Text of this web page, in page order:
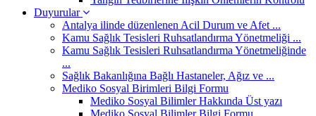
Duyurular
Antalya ilinde düzenlenen Acil Durum ve Afet ...
Kamu Sağlık Tesisleri Ruhsatlandırma Yönetmeliği ...
Kamu Sağlık Tesisleri Ruhsatlandırma Yönetmeliğinde
...
Sağlık Bakanlığına Bağlı Hastaneler, Ağız ve ...
Mediko Sosyal Birimleri Bilgi Formu
Mediko Sosyal Bilimler Hakkında Üst yazı
Mediko Sosyal Bilimler Bilgi Formu